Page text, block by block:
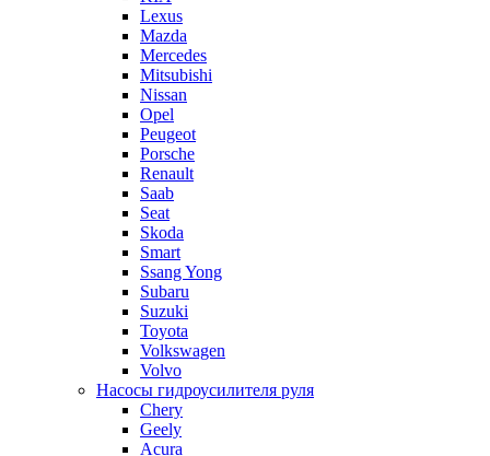
Lexus
Mazda
Mercedes
Mitsubishi
Nissan
Opel
Peugeot
Porsche
Renault
Saab
Seat
Skoda
Smart
Ssang Yong
Subaru
Suzuki
Toyota
Volkswagen
Volvo
Насосы гидроусилителя руля
Chery
Geely
Acura